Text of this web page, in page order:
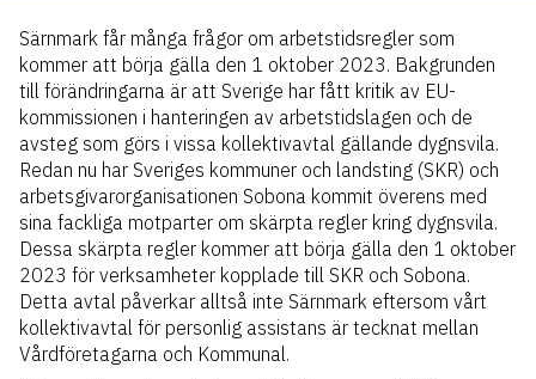
Särnmark får många frågor om arbetstidsregler som
kommer att börja gälla den 1 oktober 2023. Bakgrunden
till förändringarna är att Sverige har fått kritik av EU-
kommissionen i hanteringen av arbetstidslagen och de
avsteg som görs i vissa kollektivavtal gällande dygnsvila.
Redan nu har Sveriges kommuner och landsting (SKR) och
arbetsgivarorganisationen Sobona kommit överens med
sina fackliga motparter om skärpta regler kring dygnsvila.
Dessa skärpta regler kommer att börja gälla den 1 oktober
2023 för verksamheter kopplade till SKR och Sobona.
Detta avtal påverkar alltså inte Särnmark eftersom vårt
kollektivavtal för personlig assistans är tecknat mellan
Vårdföretagarna och Kommunal.